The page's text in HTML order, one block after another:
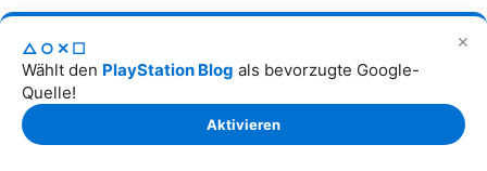
✕
△○✕☐
Wählt den PlayStation Blog als bevorzugte Google-
Quelle!
Aktivieren
Freue mich Mega auf die neue Realität.. Good Job Sony..